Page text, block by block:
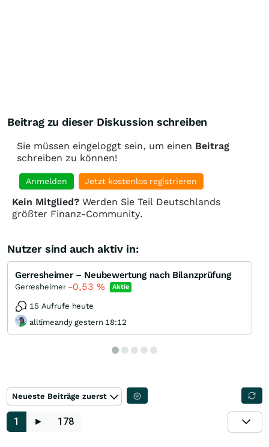
Beitrag zu dieser Diskussion schreiben
Sie müssen eingeloggt sein, um einen Beitrag
schreiben zu können!
Anmelden Jetzt kostenlos registrieren
Kein Mitglied? Werden Sie Teil Deutschlands
größter Finanz-Community.
Nutzer sind auch aktiv in:
Gerresheimer – Neubewertung nach Bilanzprüfung
Gerresheimer -0,53% Aktie
15 Aufrufe heute
alltimeandy gestern 18:12
Neueste Beiträge zuerst
1 ► 178